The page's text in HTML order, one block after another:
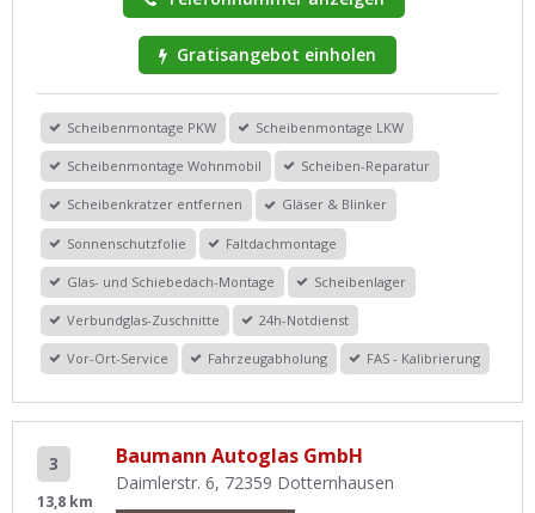
Gratisangebot einholen
Scheibenmontage PKW Scheibenmontage LKW
Scheibenmontage Wohnmobil Scheiben-Reparatur
Scheibenkratzer entfernen Gläser & Blinker
Sonnenschutzfolie Faltdachmontage
Glas- und Schiebedach-Montage Scheibenlager
Verbundglas-Zuschnitte 24h-Notdienst
Vor-Ort-Service Fahrzeugabholung FAS - Kalibrierung
3
13,8 km
Baumann Autoglas GmbH
Daimlerstr. 6, 72359 Dotternhausen